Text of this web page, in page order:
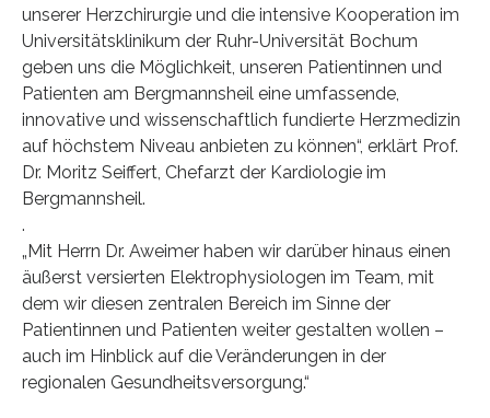
unserer Herzchirurgie und die intensive Kooperation im
Universitätsklinikum der Ruhr-Universität Bochum
geben uns die Möglichkeit, unseren Patientinnen und
Patienten am Bergmannsheil eine umfassende,
innovative und wissenschaftlich fundierte Herzmedizin
auf höchstem Niveau anbieten zu können“, erklärt Prof.
Dr. Moritz Seiffert, Chefarzt der Kardiologie im
Bergmannsheil.
.
„Mit Herrn Dr. Aweimer haben wir darüber hinaus einen
äußerst versierten Elektrophysiologen im Team, mit
dem wir diesen zentralen Bereich im Sinne der
Patientinnen und Patienten weiter gestalten wollen –
auch im Hinblick auf die Veränderungen in der
regionalen Gesundheitsversorgung.“